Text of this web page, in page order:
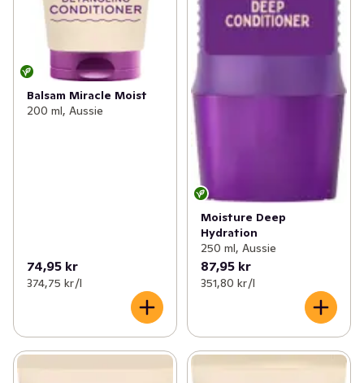
Balsam Miracle Moist
200 ml, Aussie
74,95 kr
374,75 kr /l
Moisture Deep
Hydration
250 ml, Aussie
87,95 kr
351,80 kr /l